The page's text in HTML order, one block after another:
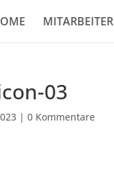
MITARBEITER
03
|0 Kommentare